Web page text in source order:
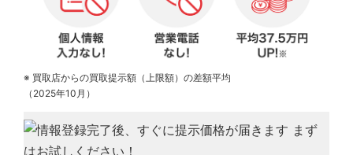
※ 買取店からの買取提示額（上限額）の差額平均
（2025年10月）